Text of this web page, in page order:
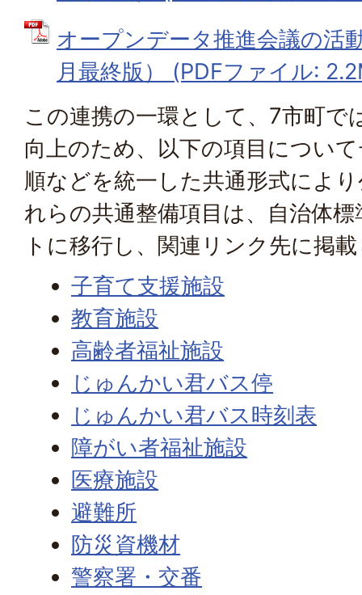
オープンデータ推進会議の活
月最終版） (PDFファイル:
この連携の一環として、7市町で
向上のため、以下の項目につい
順などを統一した共通形式によ
れらの共通整備項目は、自治体
トに移行し、関連リンク先に掲
子育て支援施設
教育施設
高齢者福祉施設
じゅんかい君バス停
じゅんかい君バス時刻表
障がい者福祉施設
医療施設
避難所
防災資機材
警察署・交番